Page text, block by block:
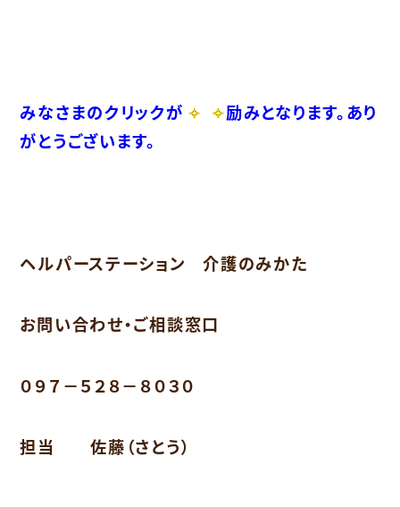
みなさまのクリックが
励みとなります。あり
がとうございます。
ヘルパーステーション 介護のみかた
お問い合わせ・ご相談窓口
０９７－５２８－８０３０
担当 佐藤（さとう）